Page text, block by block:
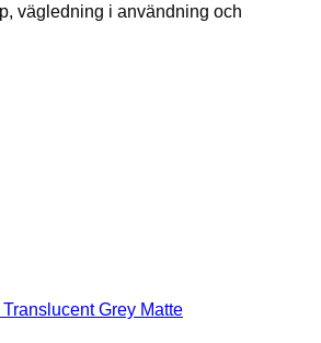
vägledning i användning och